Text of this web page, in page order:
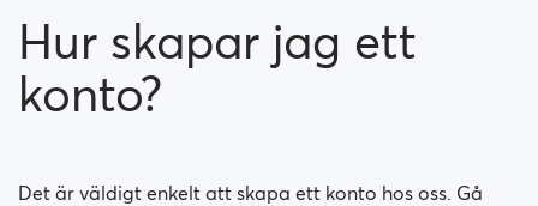
Vad gör jag om jag inte kunde slutföra
registreringen?
Hur skapar jag ett
konto?
Det är väldigt enkelt att skapa ett konto hos oss. Gå